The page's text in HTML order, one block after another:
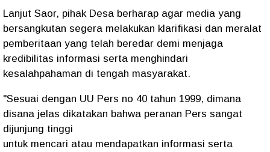
Lanjut Saor, pihak Desa berharap agar media yang
bersangkutan segera melakukan klarifikasi dan meralat
pemberitaan yang telah beredar demi menjaga
kredibilitas informasi serta menghindari
kesalahpahaman di tengah masyarakat.
"Sesuai dengan UU Pers no 40 tahun 1999, dimana
disana jelas dikatakan bahwa peranan Pers sangat
dijunjung tinggi
untuk mencari atau mendapatkan informasi serta